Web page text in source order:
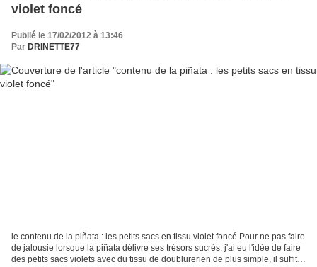
violet foncé
Publié le 17/02/2012 à 13:46
Par DRINETTE77
le contenu de la piñata : les petits sacs en tissu violet foncé Pour ne pas faire
de jalousie lorsque la piñata délivre ses trésors sucrés, j'ai eu l'idée de faire
des petits sacs violets avec du tissu de doublurerien de plus simple, il suffit